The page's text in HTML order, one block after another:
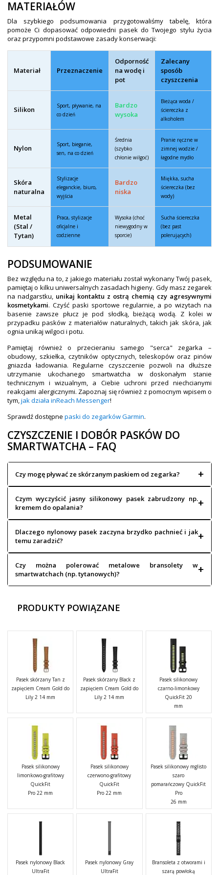
MATERIAŁÓW
Dla szybkiego podsumowania przygotowaliśmy tabelę, która
pomoże Ci dopasować odpowiedni pasek do Twojego stylu życia
oraz przypomni podstawowe zasady konserwacji:
Materiał Przeznaczenie
Odporność
na wodę i
pot
Zalecany
sposób
czyszczenia
Silikon
Sport, pływanie, na
co dzień
Bardzo
wysoka
Bieżąca woda /
ściereczka z
alkoholem
Nylon
Sport, bieganie,
sen, na co dzień
Średnia
(szybko
chłonie wilgoć)
Pranie ręczne w
zimnej wodzie /
łagodne mydło
Skóra
naturalna
Stylizacje
eleganckie, biuro,
wyjścia
Bardzo
niska
Miękka, sucha
ściereczka (bez
wody)
Metal
(Stal /
Tytan)
Praca, stylizacje
oficjalne i
codzienne
Wysoka (choć
niewygodny w
sporcie)
Sucha ściereczka
(bez past
polerujących)
PODSUMOWANIE
Bez względu na to, z jakiego materiału został wykonany Twój pasek,
pamiętaj o kilku uniwersalnych zasadach higieny. Gdy masz zegarek
na nadgarstku, unikaj kontaktu z ostrą chemią czy agresywnymi
kosmetykami. Czyść paski sportowe regularnie, a po wizytach na
basenie zawsze płucz je pod słodką, bieżącą wodą. Z kolei w
przypadku pasków z materiałów naturalnych, takich jak skóra, jak
ognia unikaj wilgoci i potu.
Pamiętaj również o przecieraniu samego "serca" zegarka –
obudowy, szkiełka, czytników optycznych, teleskopów oraz pinów
gniazda ładowania. Regularne czyszczenie pozwoli na dłuższe
utrzymanie ukochanego smartwatcha w doskonałym stanie
technicznym i wizualnym, a Ciebie uchroni przed niechcianymi
reakcjami alergicznymi. Zapoznaj się również z pomocnym wpisem o
tym,jak działa inReach Messenger!
Sprawdź dostępne paski do zegarków Garmin.
CZYSZCZENIE I DOBÓR PASKÓW DO
SMARTWATCHA – FAQ
Czy mogę pływać ze skórzanym paskiem od zegarka?
Czym wyczyścić jasny silikonowy pasek zabrudzony np.
kremem do opalania?
Dlaczego nylonowy pasek zaczyna brzydko pachnieć i jak
temu zaradzić?
Czy można polerować metalowe bransolety w
smartwatchach (np. tytanowych)?
PRODUKTY POWIĄZANE
Pasek skórzany Tan z
zapięciem Cream Gold do
Lily 2 14 mm
Pasek skórzany Black z
zapięciem Cream Gold do
Lily 2 14 mm
Pasek silikonowy
czarno-limonkowy
QuickFit 20
mm
Pasek silikonowy
limonkowo-grafitowy
QuickFit
Pro 22 mm
Pasek silikonowy
czerwono-grafitowy
QuickFit
Pro 22 mm
Pasek silikonowy mglisto
szaro
pomarańczowy QuickFit
Pro
26 mm
Pasek nylonowy Black
UltraFit
Pasek nylonowy Gray
UltraFit
Bransoleta z otworami i
szarą powłoką